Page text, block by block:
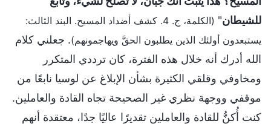
للشيطان"
(الكلمة، ج. 4. كشف أضداد المسيح. البند الثالث:
يستبعدون أولئك الذين يطلبون الحقَّ ويهاجمونهم). جعلني كلام
الله أدرك أنه خلال هذه الفترة، كان ترددي المتكرر
ومخاوفي وقلقي الكثيرة بشأن الإبلاغ عن لوسيا نابعًا من
موقفي ووجهة نظري غير الصحيحة تجاه القادة والعاملين.
كنت أُكنُّ للقادة والعاملين تقديرًا عاليًا جدًا، معتقدة أنهم